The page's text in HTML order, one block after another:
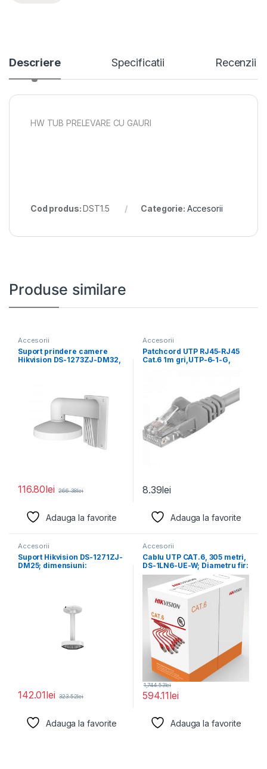
Descriere Specificatii Recenzii
HW TUB PRELEVARE CU GAURI
Cod produs:DST1.5 Categorie: Accesorii
Produse similare
Accesorii
Suport prindere camere
Hikvision DS-1273ZJ-DM32,
116.80lei 266.38lei
Adauga la favorite
Accesorii
Patchcord UTP RJ45-RJ45
Cat.6 1m gri,UTP-6-1-G,
8.39lei
Adauga la favorite
Accesorii
Suport Hikvision DS-1271ZJ-
DM25; dimensiuni:
142.01lei 323.52lei
Adauga la favorite
Accesorii
Cablu UTP CAT.6, 305 metri,
DS-1LN6-UE-W; Diametru fir:
0.53mm, OFC,
594.11lei
1,744.53lei
Adauga la favorite